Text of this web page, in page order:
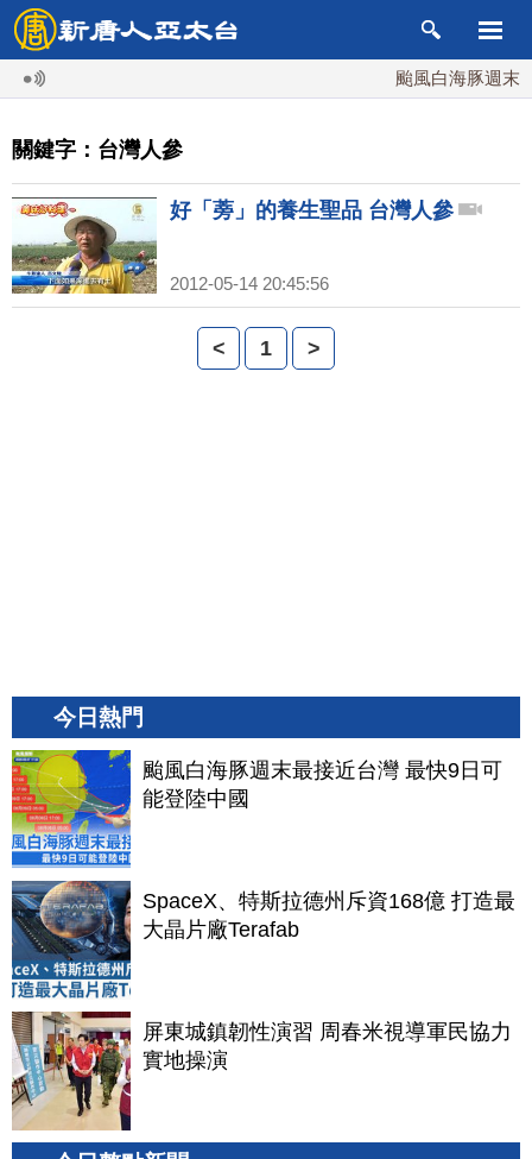
颱風白海豚週末
關鍵字：台灣人參
好「蒡」的養生聖品 台灣人參
2012-05-14 20:45:56
< 1 >
今日熱門
颱風白海豚週末最接近台灣 最快9日可
能登陸中國
SpaceX、特斯拉德州斥資168億 打造最
大晶片廠Terafab
屏東城鎮韌性演習 周春米視導軍民協力
實地操演